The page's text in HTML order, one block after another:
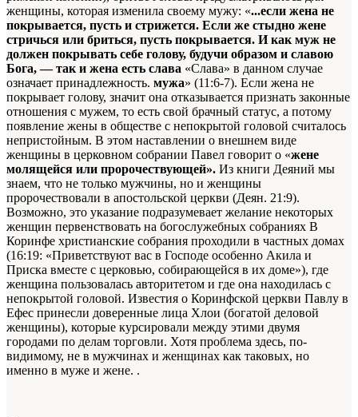
женщины, которая изменила своему мужу: «...если жена не
покрывается, пусть и стрижется. Если же стыдно жене
стричься или бриться, пусть покрывается. И как муж не
должен покрывать себе голову, будучи образом и славою
Бога, — так и жена есть слава «Слава» в данном случае
означает принадлежность. мужа» (11:6-7). Если жена не
покрывает голову, значит она отказывается признать законные
отношения с мужем, то есть свой брачный статус, а потому
появление жены в обществе с непокрытой головой считалось
непристойным. В этом наставлении о внешнем виде
женщины в церковном собрании Павел говорит о «жене
молящейся или пророчествующей». Из книги Деяний мы
знаем, что не только мужчины, но и женщины
пророчествовали в апостольской церкви (Деян. 21:9).
Возможно, это указание подразумевает желание некоторых
женщин первенствовать на богослужебных собраниях В
Коринфе христианские собрания проходили в частных домах
(16:19: «Приветствуют вас в Господе особенно Акила и
Приска вместе с церковью, собирающейся в их доме»), где
женщина пользовалась авторитетом и где она находилась с
непокрытой головой. Известия о Коринфской церкви Павлу в
Ефес принесли доверенные лица Хлои (богатой деловой
женщины), которые курсировали между этими двумя
городами по делам торговли. Хотя проблема здесь, по-
видимому, не в мужчинах и женщинах как таковых, но
именно в муже и жене. .